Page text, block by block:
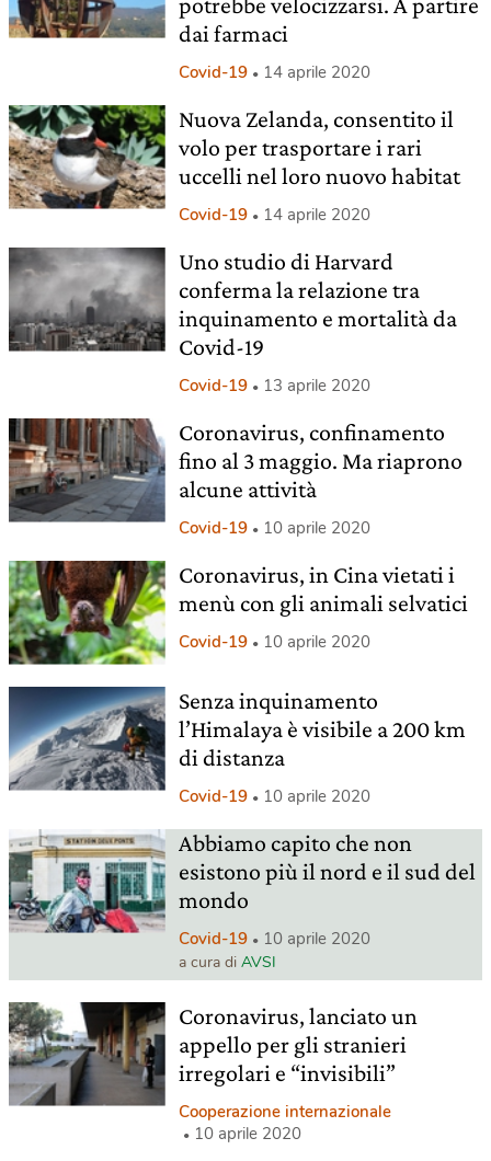
dai farmaci
Covid-19 14 aprile 2020
Nuova Zelanda, consentito il
volo per trasportare i rari
uccelli nel loro nuovo habitat
Covid-19 14 aprile 2020
Uno studio di Harvard
conferma la relazione tra
inquinamento e mortalità da
Covid-19
Covid-19 13 aprile 2020
Coronavirus, confinamento
fino al 3 maggio. Ma riaprono
alcune attività
Covid-19 10 aprile 2020
Coronavirus, in Cina vietati i
menù con gli animali selvatici
Covid-19 10 aprile 2020
Senza inquinamento
l’Himalaya è visibile a 200 km
di distanza
Covid-19 10 aprile 2020
Abbiamo capito che non
esistono più il nord e il sud del
mondo
Covid-19 10 aprile 2020
a cura di AVSI
Coronavirus, lanciato un
appello per gli stranieri
irregolari e “invisibili”
Cooperazione internazionale
10 aprile 2020